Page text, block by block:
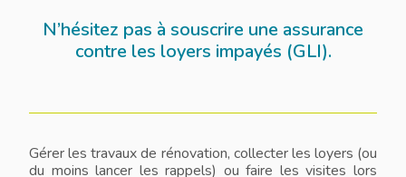
N’hésitez pas à souscrire une assurance
contre les loyers impayés (GLI).
Gérer les travaux de rénovation, collecter les loyers (ou
du moins lancer les rappels) ou faire les visites lors